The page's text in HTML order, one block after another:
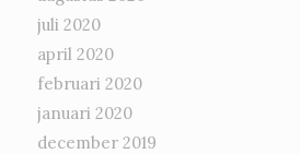
juli 2020
april 2020
februari 2020
januari 2020
december 2019